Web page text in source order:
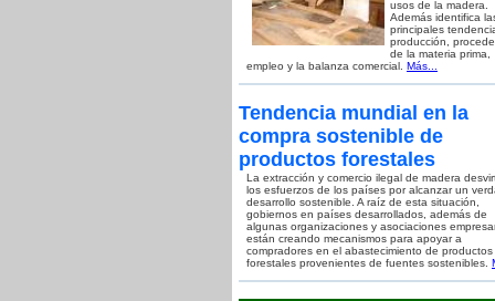
usos de la madera.
Además identifica
principales
producción,
de la materia prima,
empleo y la balanza comercial. Más...
Tendencia mundial en la
compra sostenible de
productos forestales
La extracción y comercio ilegal de madera
los esfuerzos de los países por alcanzar un
desarrollo sostenible. A raíz de esta situación,
gobiernos en países desarrollados, además de
algunas organizaciones y asociaciones
están creando mecanismos para apoyar a
compradores en el abastecimiento de productos
forestales provenientes de fuentes sostenibles.